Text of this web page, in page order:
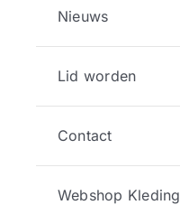
Nieuws
Lid worden
Contact
Webshop Kleding